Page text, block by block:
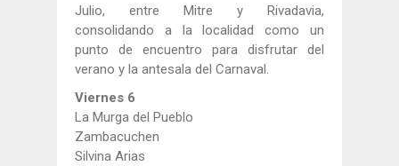
Julio, entre Mitre y Rivadavia,
consolidando a la localidad como un
punto de encuentro para disfrutar del
verano y la antesala del Carnaval.
Viernes 6
La Murga del Pueblo
Zambacuchen
Silvina Arias